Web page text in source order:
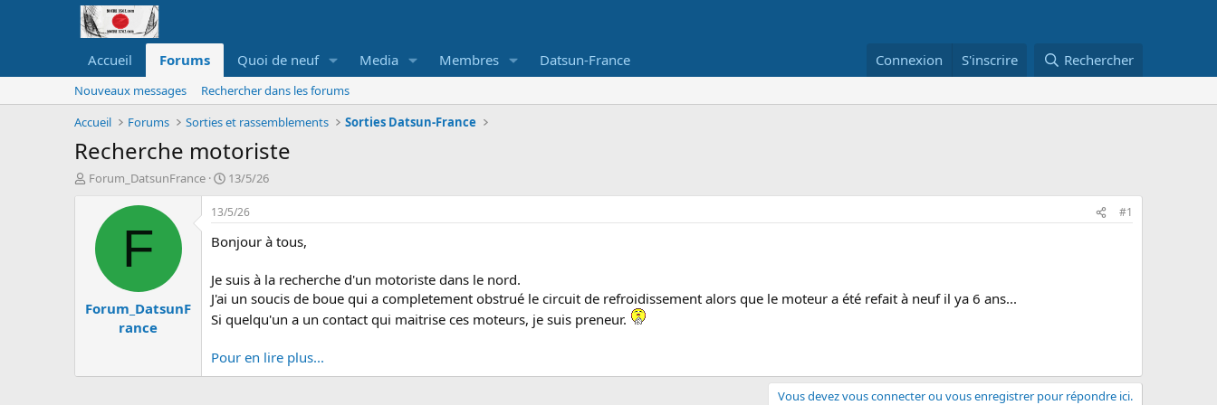
Accueil Forums Quoi de neuf Media Membres Datsun-France Connexion S'inscrire Rechercher
Nouveaux messages
Rechercher dans les forums
Accueil
Forums Sorties et rassemblements Sorties Datsun-France
Recherche motoriste
A
l
s
Forum_DatsunFrance
D
a
t
e
d
d
b
u
13/5/26
F
Forum_DatsunF
rance
13/5/26 #1
Bonjour à tous,
Je suis à la recherche d'un motoriste dans le nord.
J'ai un soucis de boue qui a completement obstrué le circuit de refroidissement alors que le moteur a été refait à neuf il ya 6 ans...
Si quelqu'un a un contact qui maitrise ces moteurs, je suis preneur.
Pour en lire plus...
Vous devez vous connecter ou vous enregistrer pour répondre ici.